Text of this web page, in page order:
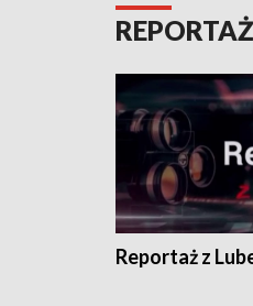
Reportaż z